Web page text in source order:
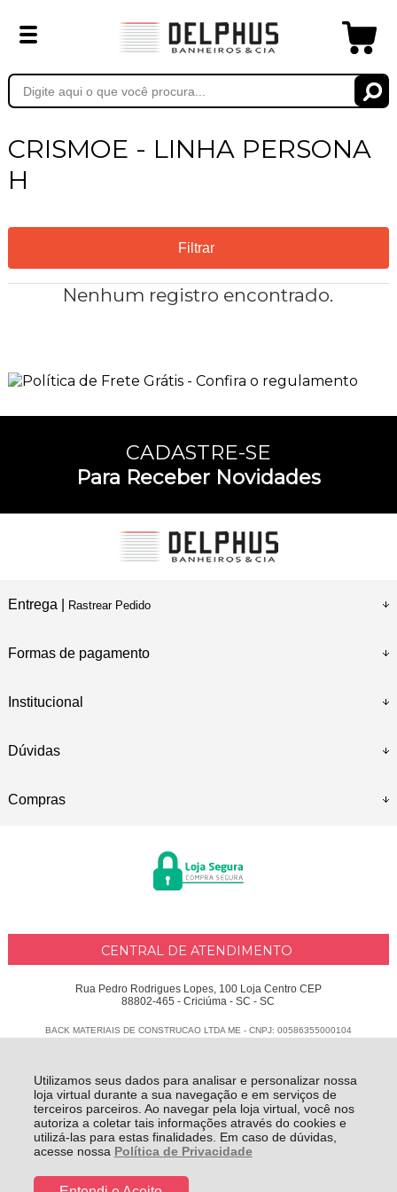
Utilizamos seus dados para analisar e personalizar nossa
loja virtual durante a sua navegação e em serviços de
terceiros parceiros. Ao navegar pela loja virtual, você nos
autoriza a coletar tais informações através do cookies e
utilizá-las para estas finalidades. Em caso de dúvidas,
acesse nossa Política de Privacidade
CRISMOE - LINHA PERSONA
H
Filtrar
Nenhum registro encontrado.
CADASTRE-SE
Para Receber Novidades
Entrega | Rastrear Pedido
Formas de pagamento
Institucional
Dúvidas
Compras
CENTRAL DE ATENDIMENTO
Rua Pedro Rodrigues Lopes, 100 Loja Centro CEP
88802-465 - Criciúma - SC - SC
BACK MATERIAIS DE CONSTRUCAO LTDA ME - CNPJ: 00586355000104